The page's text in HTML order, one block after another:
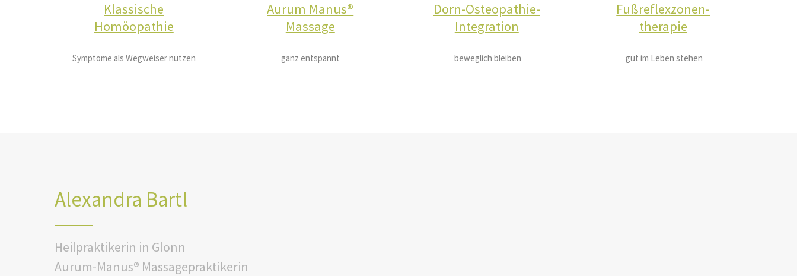
Klassische
Homöopathie
Symptome als Wegweiser nutzen
Aurum Manus®
Massage
ganz entspannt
Dorn-Osteopathie-
Integration
beweglich bleiben
Fußreflexzonen-
therapie
gut im Leben stehen
Alexandra Bartl
Heilpraktikerin in Glonn
Aurum-Manus® Massagepraktikerin